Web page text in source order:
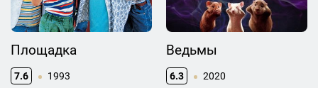
Площадка
7.6 1993
Ведьмы
6.3 2020